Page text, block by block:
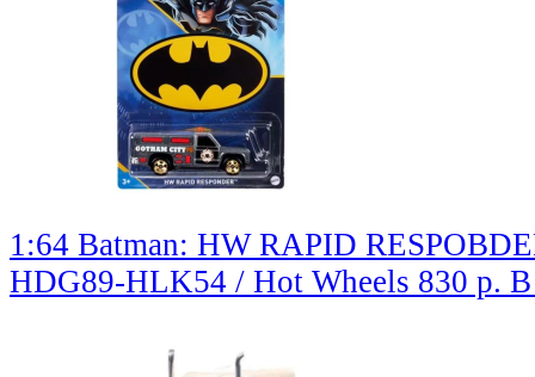
1:64 Batman: HW RAPID
HDG89-HLK54 / Hot Wheels 830 р. В